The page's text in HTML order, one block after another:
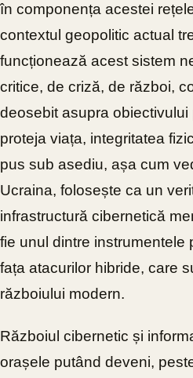
în componența acestei
contextul geopolitic actual
funcționează acest sistem
critice, de criză, de război,
deosebit asupra
proteja viața, integritatea
pus sub asediu, așa cum
Ucraina, folosește ca un
infrastructură cibernetică
fie unul dintre instrumentele
fața atacurilor hibride, care
războiului modern.
Războiul cibernetic și
orașele putând deveni,